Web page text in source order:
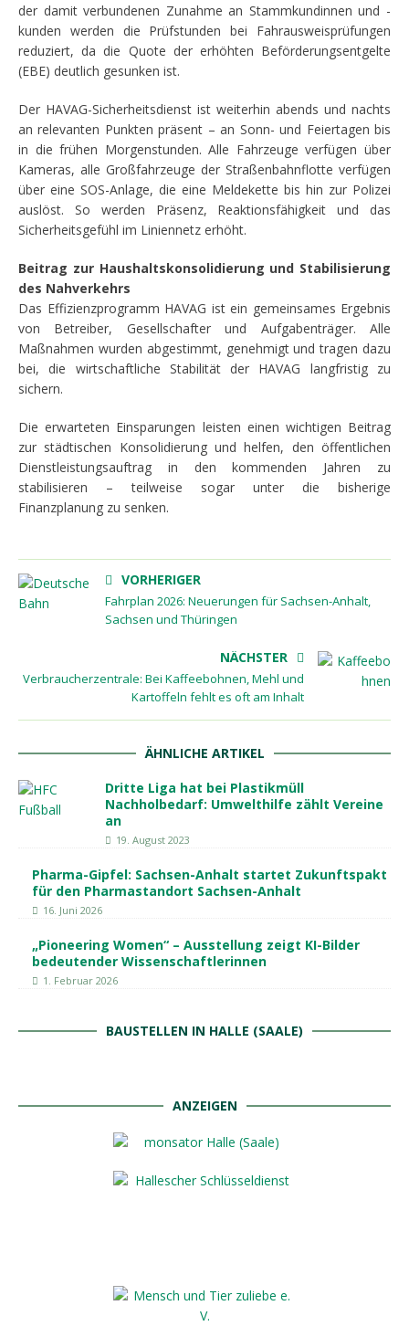
der damit verbundenen Zunahme an Stammkundinnen und -
kunden werden die Prüfstunden bei Fahrausweisprüfungen
reduziert, da die Quote der erhöhten Beförderungsentgelte
(EBE) deutlich gesunken ist.
Der HAVAG-Sicherheitsdienst ist weiterhin abends und nachts
an relevanten Punkten präsent – an Sonn- und Feiertagen bis
in die frühen Morgenstunden. Alle Fahrzeuge verfügen über
Kameras, alle Großfahrzeuge der Straßenbahnflotte verfügen
über eine SOS-Anlage, die eine Meldekette bis hin zur Polizei
auslöst. So werden Präsenz, Reaktionsfähigkeit und das
Sicherheitsgefühl im Liniennetz erhöht.
Beitrag zur Haushaltskonsolidierung und Stabilisierung
des Nahverkehrs
Das Effizienzprogramm HAVAG ist ein gemeinsames Ergebnis
von Betreiber, Gesellschafter und Aufgabenträger. Alle
Maßnahmen wurden abgestimmt, genehmigt und tragen dazu
bei, die wirtschaftliche Stabilität der HAVAG langfristig zu
sichern.
Die erwarteten Einsparungen leisten einen wichtigen Beitrag
zur städtischen Konsolidierung und helfen, den öffentlichen
Dienstleistungsauftrag in den kommenden Jahren zu
stabilisieren – teilweise sogar unter die bisherige
Finanzplanung zu senken.
VORHERIGER
Fahrplan 2026: Neuerungen für Sachsen-Anhalt,
Sachsen und Thüringen
NÄCHSTER
Verbraucherzentrale: Bei Kaffeebohnen, Mehl und
Kartoffeln fehlt es oft am Inhalt
ÄHNLICHE ARTIKEL
Dritte Liga hat bei Plastikmüll
Nachholbedarf: Umwelthilfe zählt Vereine
an
19. August 2023
Pharma-Gipfel: Sachsen-Anhalt startet Zukunftspakt
für den Pharmastandort Sachsen-Anhalt
16. Juni 2026
„Pioneering Women“ – Ausstellung zeigt KI-Bilder
bedeutender Wissenschaftlerinnen
1. Februar 2026
BAUSTELLEN IN HALLE (SAALE)
ANZEIGEN